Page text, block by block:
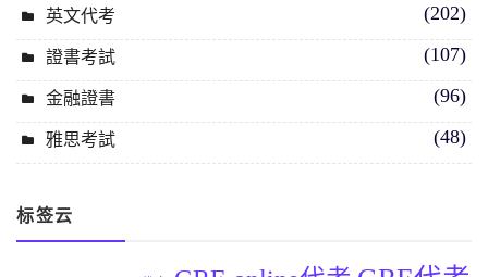
英文代考 (202)
證書考試 (107)
金融證書 (96)
雅思考試 (48)
标签云